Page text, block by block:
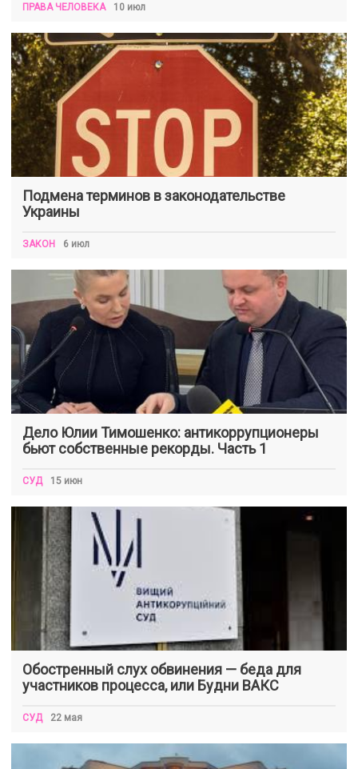
ПРАВА ЧЕЛОВЕКА 10 июл
Подмена терминов в законодательстве
Украины
ЗАКОН 6 июл
Дело Юлии Тимошенко: антикоррупционеры
бьют собственные рекорды. Часть 1
СУД 15 июн
Обостренный слух обвинения — беда для
участников процесса, или Будни ВАКС
СУД 22 мая